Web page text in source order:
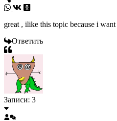
great , ilike this topic because i
Ответить
Записи: 3